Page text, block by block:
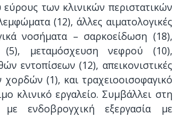
των κλινικών περιστατικών
(12), άλλες αιματολογικές
νοσήματα – σαρκοείδωση (18),
(5), μεταμόσχευση νεφρού (10),
εντοπίσεων (12), απεικονιστικές
(1), και τραχειοοισοφαγικό
κλινικό εργαλείο. Συμβάλλει στη
ενδοβρογχική εξεργασία με